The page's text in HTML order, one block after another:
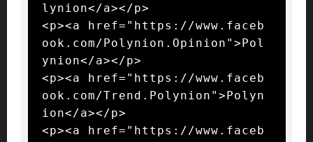
lynion</a></p>
<p><a href="https://www.faceb
ook.com/Polynion.Opinion">Pol
ynion</a></p>
<p><a href="https://www.faceb
ook.com/Trend.Polynion">Polyn
ion</a></p>
<p><a href="https://www.faceb